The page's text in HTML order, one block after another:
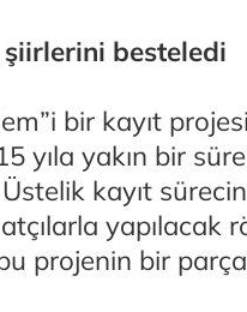
şiirlerini besteledi
bir kayıt
yıla yakın bir
kayıt
yapılacak
projenin bir